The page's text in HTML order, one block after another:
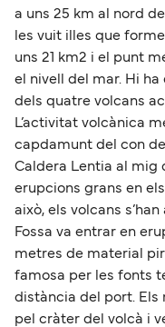
a uns 25 km al nord
les vuit illes que
uns 21 km2 i el punt
el nivell del mar. Hi ha
dels quatre volcans
L’activitat volcànica
capdamunt del con
Caldera Lentia al mig
erupcions grans en
això, els volcans
Fossa va entrar en
metres de material
famosa per les fonts
distància del port. Els
pel cràter del volcà i